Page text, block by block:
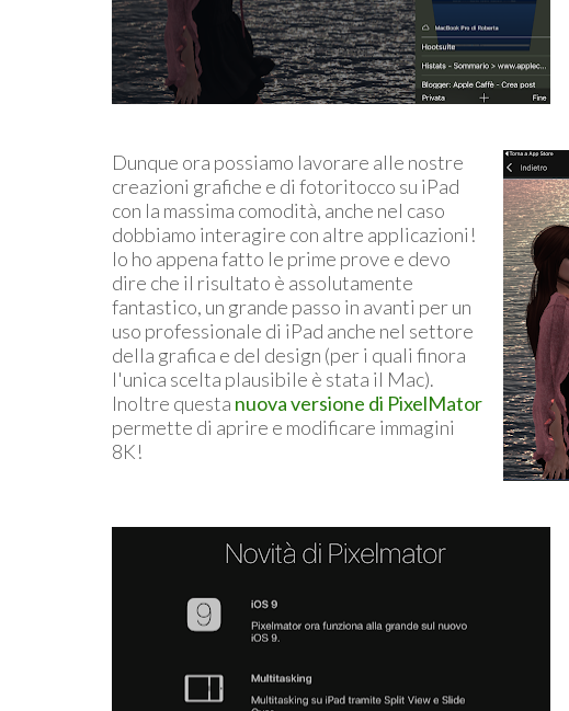
Dunque ora possiamo lavorare alle nostre
creazioni grafiche e di fotoritocco su iPad
con la massima comodità, anche nel caso
dobbiamo interagire con altre applicazioni!
Io ho appena fatto le prime prove e devo
dire che il risultato è assolutamente
fantastico, un grande passo in avanti per un
uso professionale di iPad anche nel settore
della grafica e del design (per i quali finora
l'unica scelta plausibile è stata il Mac).
Inoltre questa nuova versione di PixelMator
permette di aprire e modificare immagini
8K!